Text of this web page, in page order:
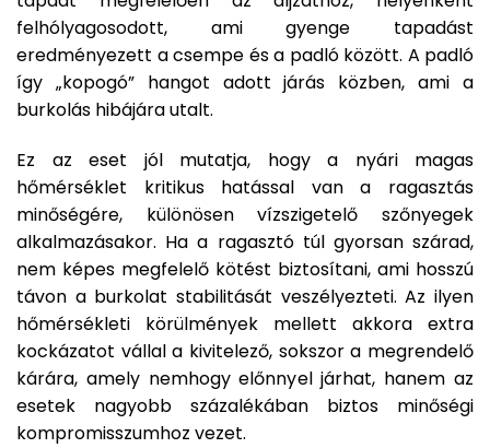
felhólyagosodott, ami gyenge tapadást
eredményezett a csempe és a padló között. A padló
így „kopogó” hangot adott járás közben, ami a
burkolás hibájára utalt.
Ez az eset jól mutatja, hogy a nyári magas
hőmérséklet kritikus hatással van a ragasztás
minőségére, különösen vízszigetelő szőnyegek
alkalmazásakor. Ha a ragasztó túl gyorsan szárad,
nem képes megfelelő kötést biztosítani, ami hosszú
távon a burkolat stabilitását veszélyezteti. Az ilyen
hőmérsékleti körülmények mellett akkora extra
kockázatot vállal a kivitelező, sokszor a megrendelő
kárára, amely nemhogy előnnyel járhat, hanem az
esetek nagyobb százalékában biztos minőségi
kompromisszumhoz vezet.